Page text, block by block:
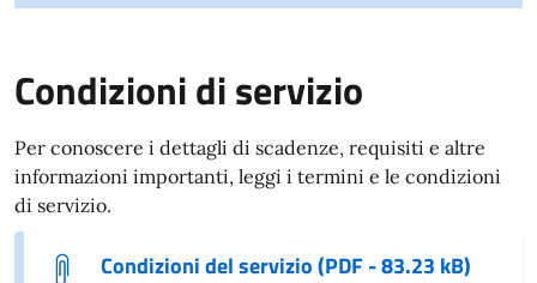
Condizioni di servizio
Per conoscere i dettagli di scadenze, requisiti e altre
informazioni importanti, leggi i termini e le condizioni
di servizio.
Condizioni del servizio (PDF - 83.23 kB)